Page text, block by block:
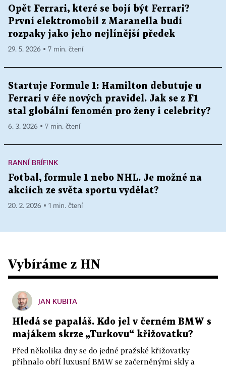
Opět Ferrari, které se bojí být Ferrari?
První elektromobil z Maranella budí
rozpaky jako jeho nejlínější předek
29. 5. 2026 ▪ 7 min. čtení
Startuje Formule 1: Hamilton debutuje u
Ferrari v éře nových pravidel. Jak se z F1
stal globální fenomén pro ženy i celebrity?
6. 3. 2026 ▪ 7 min. čtení
RANNÍ BRÍFINK
Fotbal, formule 1 nebo NHL. Je možné na
akciích ze světa sportu vydělat?
20. 2. 2026 ▪ 1 min. čtení
Vybíráme z HN
JAN KUBITA
Hledá se papaláš. Kdo jel v černém BMW s
majákem skrze „Turkovu“ křižovatku?
Před několika dny se do jedné pražské křižovatky
přihnalo obří luxusní BMW se začerněnými skly a